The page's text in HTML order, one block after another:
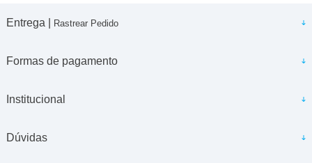
Entrega | Rastrear Pedido
Formas de pagamento
Institucional
Dúvidas